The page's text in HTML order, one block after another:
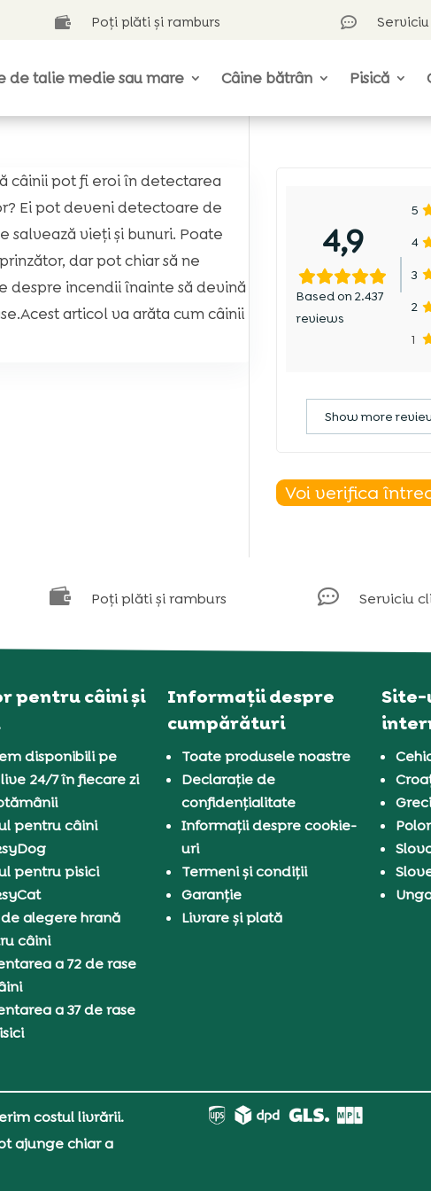
 Poți plăti și ramburs 
de talie medie sau mare Câine bătrân Pisică
câinii pot fi eroi în detectarea
Ei pot deveni detectoare de
salvează vieți și bunuri. Poate
dar pot chiar să ne
despre incendii înainte să devină
articol va arăta cum câinii
4,9
Based on 2.437
reviews
5
4
3
2
1
Show more
Voi verifica
 Poți plăti și ramburs  Serviciu
pentru câini și
disponibili pe
24/7 în fiecare zi
pentru câini
pentru pisici
alegere hrană
câini
a 72 de rase
a 37 de rase
Informații despre
cumpărături
Toate produsele noastre
Declarație de
confidențialitate
Informații despre cookie-
uri
Termeni și condiții
Garanție
Livrare și plată
Site-
costul livrării.
ajunge chiar a